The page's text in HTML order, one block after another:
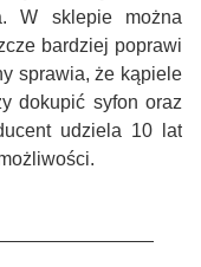
W sklepie można
bardziej poprawi
sprawia, że kąpiele
dokupić syfon oraz
udziela 10 lat